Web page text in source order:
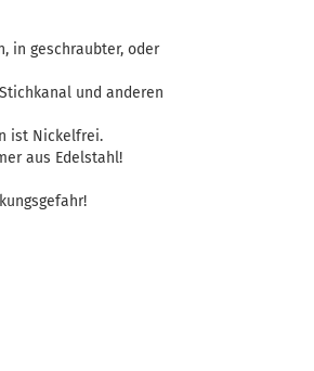
in geschraubter, oder
und anderen
ist Nickelfrei.
aus Edelstahl!